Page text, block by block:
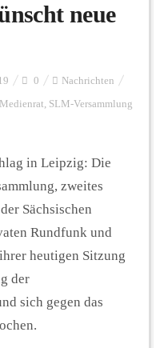
Beiträge
neue
0 Nachrichten
, SLM-Versammlung
in Leipzig: Die
zweites
Sächsischen
Rundfunk und
heutigen Sitzung
der
sich gegen das